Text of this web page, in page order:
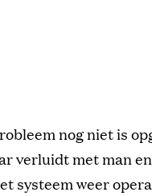
nog niet is
verluidt met man
systeem weer